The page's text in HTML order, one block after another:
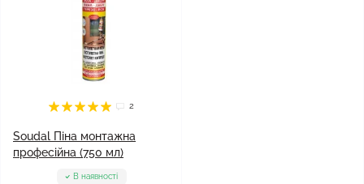
2
Soudal Піна монтажна
професійна (750 мл)
В наявності